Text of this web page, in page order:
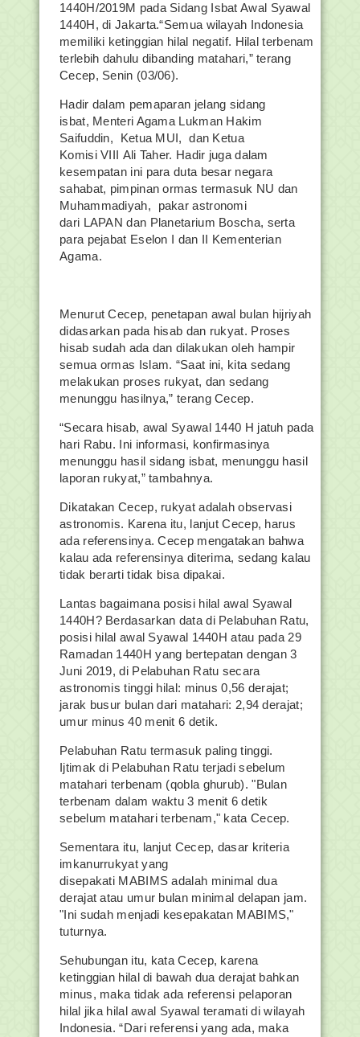
1440H/2019M pada Sidang Isbat Awal Syawal
1440H, di Jakarta.“Semua wilayah Indonesia
memiliki ketinggian hilal negatif. Hilal terbenam
terlebih dahulu dibanding matahari,” terang
Cecep, Senin (03/06).
Hadir dalam pemaparan jelang sidang
isbat, Menteri Agama Lukman Hakim
Saifuddin, Ketua MUI, dan Ketua
Komisi VIII Ali Taher. Hadir juga dalam
kesempatan ini para duta besar negara
sahabat, pimpinan ormas termasuk NU dan
Muhammadiyah, pakar astronomi
dari LAPAN dan Planetarium Boscha, serta
para pejabat Eselon I dan II Kementerian
Agama.
Menurut Cecep, penetapan awal bulan hijriyah
didasarkan pada hisab dan rukyat. Proses
hisab sudah ada dan dilakukan oleh hampir
semua ormas Islam. “Saat ini, kita sedang
melakukan proses rukyat, dan sedang
menunggu hasilnya,” terang Cecep.
“Secara hisab, awal Syawal 1440 H jatuh pada
hari Rabu. Ini informasi, konfirmasinya
menunggu hasil sidang isbat, menunggu hasil
laporan rukyat,” tambahnya.
Dikatakan Cecep, rukyat adalah observasi
astronomis. Karena itu, lanjut Cecep, harus
ada referensinya. Cecep mengatakan bahwa
kalau ada referensinya diterima, sedang kalau
tidak berarti tidak bisa dipakai.
Lantas bagaimana posisi hilal awal Syawal
1440H? Berdasarkan data di Pelabuhan Ratu,
posisi hilal awal Syawal 1440H atau pada 29
Ramadan 1440H yang bertepatan dengan 3
Juni 2019, di Pelabuhan Ratu secara
astronomis tinggi hilal: minus 0,56 derajat;
jarak busur bulan dari matahari: 2,94 derajat;
umur minus 40 menit 6 detik.
Pelabuhan Ratu termasuk paling tinggi.
Ijtimak di Pelabuhan Ratu terjadi sebelum
matahari terbenam (qobla ghurub). "Bulan
terbenam dalam waktu 3 menit 6 detik
sebelum matahari terbenam," kata Cecep.
Sementara itu, lanjut Cecep, dasar kriteria
imkanurrukyat yang
disepakati MABIMS adalah minimal dua
derajat atau umur bulan minimal delapan jam.
"Ini sudah menjadi kesepakatan MABIMS,"
tuturnya.
Sehubungan itu, kata Cecep, karena
ketinggian hilal di bawah dua derajat bahkan
minus, maka tidak ada referensi pelaporan
hilal jika hilal awal Syawal teramati di wilayah
Indonesia. “Dari referensi yang ada, maka